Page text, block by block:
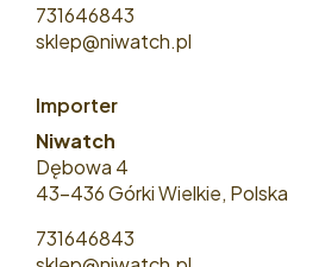
731646843
sklep@niwatch.pl
Importer
Niwatch
Dębowa 4
43-436 Górki Wielkie, Polska
731646843